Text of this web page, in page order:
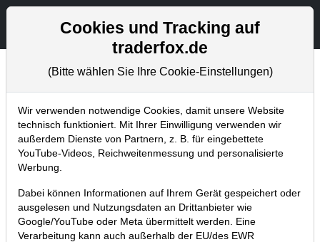
Aktien- und Artikelsuche
Chartanalysen
Home Blog Chartanalysen
Chartanalyse Facebook: drohende
Milliardenstrafen, starke
Quartalszahlen – wie reagiert die
Aktie?
26.04.2019 um 14:05 Uhr
Cookies und Tracking auf
traderfox.de
(Bitte wählen Sie Ihre Cookie-Einstellungen)
Wir verwenden notwendige Cookies, damit unsere Website
technisch funktioniert. Mit Ihrer Einwilligung verwenden wir
außerdem Dienste von Partnern, z. B. für eingebettete
YouTube-Videos, Reichweitenmessung und personalisierte
Werbung.
Dabei können Informationen auf Ihrem Gerät gespeichert oder
ausgelesen und Nutzungsdaten an Drittanbieter wie
Google/YouTube oder Meta übermittelt werden. Eine
Verarbeitung kann auch außerhalb der EU/des EWR